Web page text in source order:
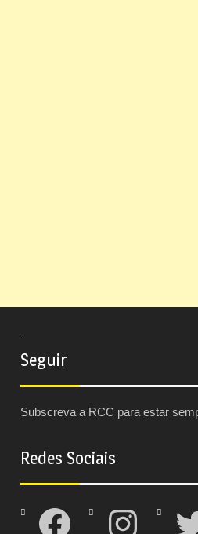
Seguir
Subscreva a RCC para estar
Redes Sociais
Facebook Instagram